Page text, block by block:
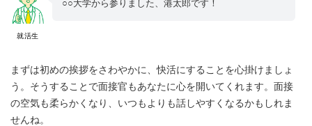
就活生
○○大学から参りました、港太郎です！
まずは初めの挨拶をさわやかに、快活にすることを心掛けましょ
う。そうすることで面接官もあなたに心を開いてくれます。面接
の空気も柔らかくなり、いつもよりも話しやすくなるかもしれま
せんね。